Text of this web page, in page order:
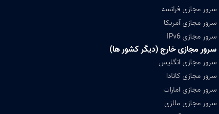
سرور مجازی فرانسه
سرور مجازی آمریکا
سرور مجازی IPv6
سرور مجازی خارج (دیگر کشور ها)
سرور مجازی انگلیس
سرور مجازی کانادا
سرور مجازی امارات
سرور مجازی مالزی